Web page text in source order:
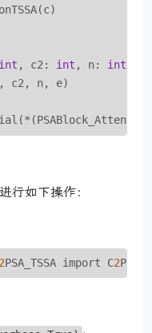
int , c2: int , n: int
c2, n, e)
行如下操作：
2PSA_TSSA import C2